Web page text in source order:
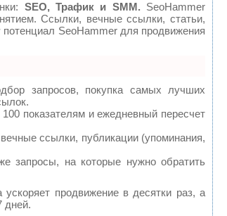
SEO, Трафик и SMM. SeoHammer
Ссылки, вечные ссылки, статьи,
SeoHammer для продвижения
запросов, покупка самых лучших
показателям и ежедневный пересчет
ссылки, публикации (упоминания,
запросы, на которые нужно обратить
ускоряет продвижение в десятки раз, а
дней.